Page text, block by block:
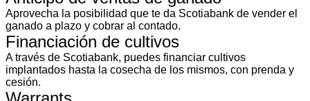
Aprovecha la posibilidad que te da Scotiabank de vender el
ganado a plazo y cobrar al contado.
Financiación de cultivos
A través de Scotiabank, puedes financiar cultivos
implantados hasta la cosecha de los mismos, con prenda y
cesión.